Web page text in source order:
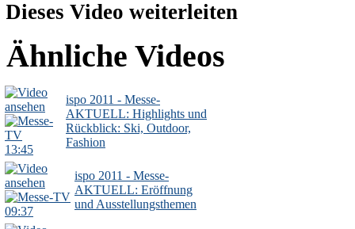
Dieses Video weiterleiten
Ähnliche Videos
13:45
ispo 2011 - Messe-
AKTUELL: Highlights und
Rückblick: Ski, Outdoor,
Fashion
09:37
ispo 2011 - Messe-
AKTUELL: Eröffnung
und Ausstellungsthemen